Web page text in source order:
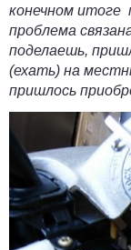
конечном итоге
проблема
поделаешь,
(ехать) на
пришлось